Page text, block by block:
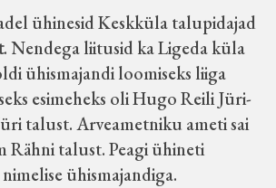
ühinesid Keskküla talupidajad
. Nendega liitusid ka Ligeda küla
ühismajandi loomiseks liiga
esimeheks oli Hugo Reili Jüri-
talust. Arveametniku ameti sai
Rähni talust. Peagi ühineti
ühismajandiga.